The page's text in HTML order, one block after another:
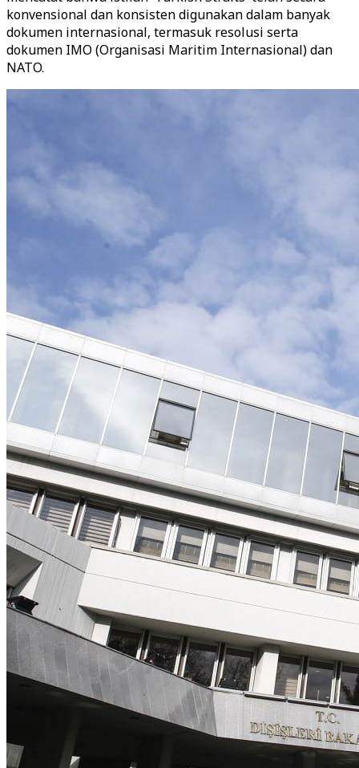
konvensional dan konsisten digunakan dalam banyak
dokumen internasional, termasuk resolusi serta
dokumen IMO (Organisasi Maritim Internasional) dan
NATO.